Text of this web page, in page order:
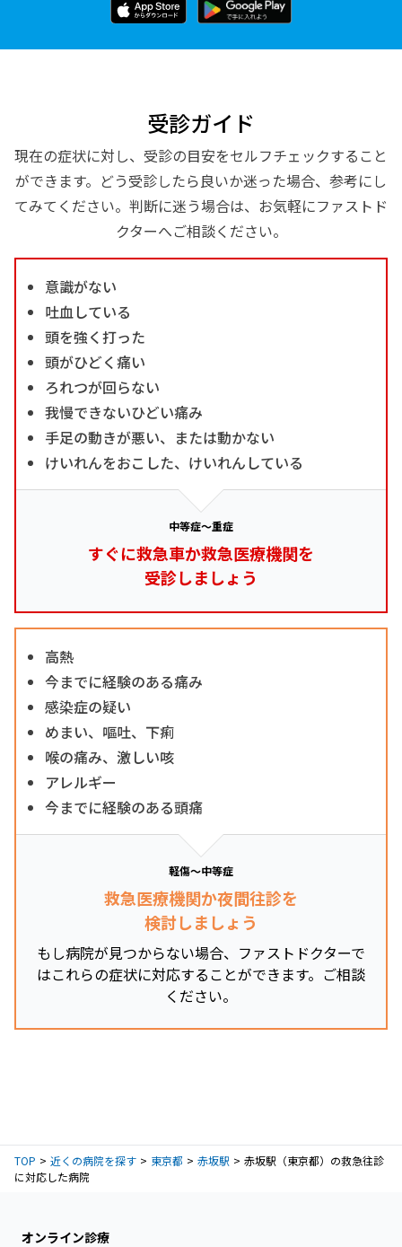
受診ガイド
現在の症状に対し、受診の目安をセルフチェックすること
ができます。どう受診したら良いか迷った場合、参考にし
てみてください。判断に迷う場合は、お気軽にファストド
クターへご相談ください。
意識がない
吐血している
頭を強く打った
頭がひどく痛い
ろれつが回らない
我慢できないひどい痛み
手足の動きが悪い、または動かない
けいれんをおこした、けいれんしている
中等症～重症
すぐに救急車か救急医療機関を
受診しましょう
高熱
今までに経験のある痛み
感染症の疑い
めまい、嘔吐、下痢
喉の痛み、激しい咳
アレルギー
今までに経験のある頭痛
軽傷～中等症
救急医療機関か夜間往診を
検討しましょう
もし病院が見つからない場合、ファストドクターで
はこれらの症状に対応することができます。ご相談
ください。
TOP 近くの病院を探す 東京都 赤坂駅
赤坂駅（東京都）の救急往診
に対応した病院
オンライン診療